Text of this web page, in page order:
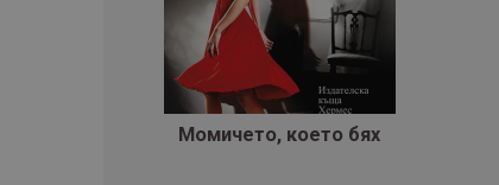
Момичето, което бях